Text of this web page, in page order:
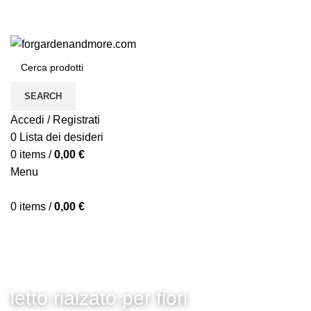
SEARCH
Accedi / Registrati
0 Lista dei desideri
0 items / 0,00 €
Menu
0 items / 0,00 €
letto rialzato per fiori